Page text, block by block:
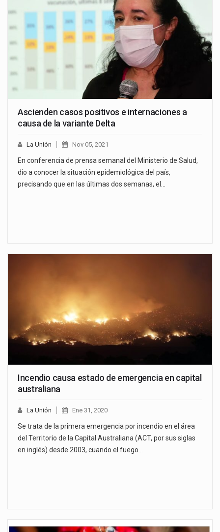
Ascienden casos positivos e internaciones a
causa de la variante Delta
La Unión Nov 05, 2021
En conferencia de prensa semanal del Ministerio de Salud,
dio a conocer la situación epidemiológica del país,
precisando que en las últimas dos semanas, el…
Incendio causa estado de emergencia en capital
australiana
La Unión Ene 31, 2020
Se trata de la primera emergencia por incendio en el área
del Territorio de la Capital Australiana (ACT, por sus siglas
en inglés) desde 2003, cuando el fuego…